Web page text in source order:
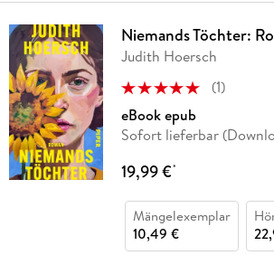
Niemands Töchter:
Judith Hoersch
(1)
eBook epub
Sofort lieferbar
19,99 €*
Mängelexemplar
10,49 €